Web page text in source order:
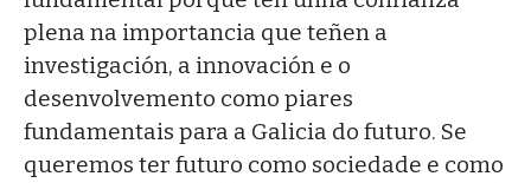
plena na importancia que teñen a
investigación, a innovación e o
desenvolvemento como piares
fundamentais para a Galicia do futuro. Se
queremos ter futuro como sociedade e como